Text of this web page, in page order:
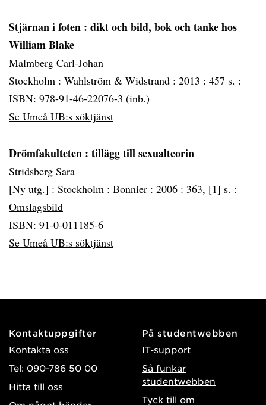
Stjärnan i foten : dikt och bild, bok och tanke hos
William Blake
Malmberg Carl-Johan
Stockholm : Wahlström & Widstrand : 2013 : 457 s. :
ISBN: 978-91-46-22076-3 (inb.)
Se Umeå UB:s söktjänst
Drömfakulteten : tillägg till sexualteorin
Stridsberg Sara
[Ny utg.] : Stockholm : Bonnier : 2006 : 363, [1] s. :
Omslagsbild
ISBN: 91-0-011185-6
Se Umeå UB:s söktjänst
Kontaktuppgifter
Kontakta oss
Tel: 090-786 50 00
Hitta till oss
På studentwebben
IT-support
Så funkar
studentwebben
Tyck till om